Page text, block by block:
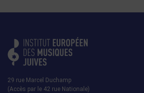
29 rue Marcel Duchamp
(Accès par le 42 rue Nationale)